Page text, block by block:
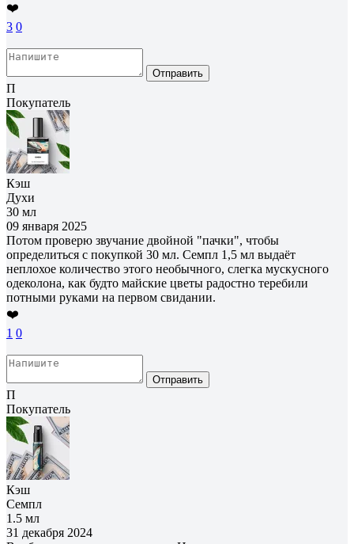
❤️
3 0
Отправить
П
Покупатель
Кэш
Духи
30 мл
09 января 2025
Потом проверю звучание двойной "пачки", чтобы
определиться с покупкой 30 мл. Семпл 1,5 мл выдаёт
неплохое количество этого необычного, слегка мускусного
одеколона, как будто майские цветы радостно теребили
потными руками на первом свидании.
❤️
1 0
Отправить
П
Покупатель
Кэш
Семпл
1.5 мл
31 декабря 2024